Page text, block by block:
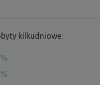
kilkudniowe: